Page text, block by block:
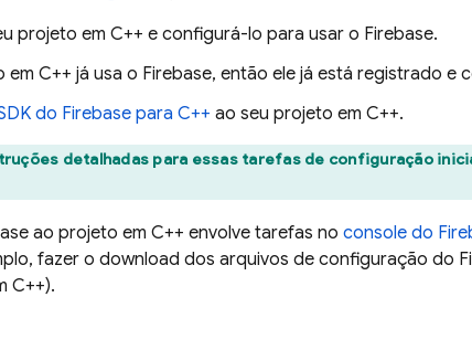
projeto em C++ e configurá-lo para usar o Firebase.
em C++ já usa o Firebase, então ele já está registrado e
do Firebase para C++ ao seu projeto em C++.
detalhadas para essas tarefas de configuração
ao projeto em C++ envolve tarefas no console do
fazer o download dos arquivos de configuração do
C++).